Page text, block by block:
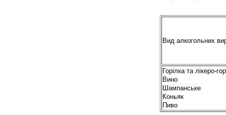
Вид алкогольних
Горілка та лікеро-
Вино
Шампанське
Коньяк
Пиво